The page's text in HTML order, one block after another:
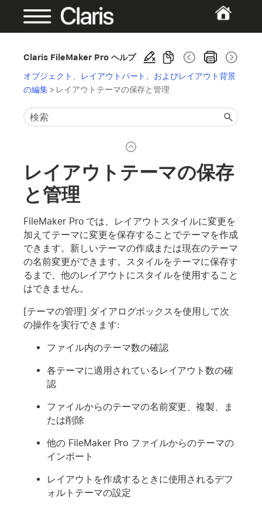
Claris FileMaker Pro ヘルプ
オブジェクト、レイアウトパート、およびレイアウト背景
の編集> レイアウトテーマの保存と管理
レイアウトテーマの保存
と管理
FileMaker Pro では、レイアウトスタイルに変更を
加えてテーマに変更を保存することでテーマを作成
できます。新しいテーマの作成または現在のテーマ
の名前変更ができます。スタイルをテーマに保存す
るまで、他のレイアウトにスタイルを使用すること
はできません。
[テーマの管理] ダイアログボックスを使用して次
の操作を実行できます:
ファイル内のテーマ数の確認
各テーマに適用されているレイアウト数の確
認
ファイルからのテーマの名前変更、複製、ま
たは削除
他の FileMaker Pro ファイルからのテーマの
インポート
レイアウトを作成するときに使用されるデフ
ォルトテーマの設定